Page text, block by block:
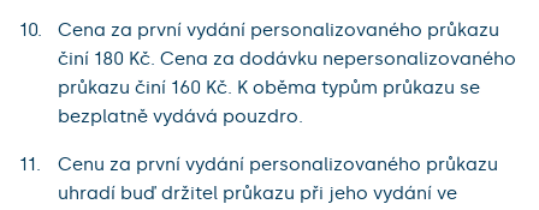
Cena za první vydání personalizovaného průkazu
činí 180 Kč. Cena za dodávku nepersonalizovaného
průkazu činí 160 Kč. K oběma typům průkazu se
bezplatně vydává pouzdro.
Cenu za první vydání personalizovaného průkazu
uhradí buď držitel průkazu při jeho vydání ve